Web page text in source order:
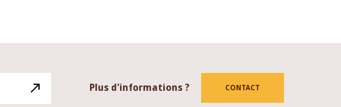
Plus d'informations ? CONTACT